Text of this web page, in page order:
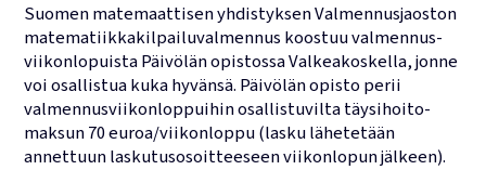
Suomen matemaattisen yhdistyksen Valmennusjaoston
matematiikka­kilpailuvalmennus koostuu valmennus­
viikonlopuista Päivölän opistossa Valkeakoskella, jonne
voi osallistua kuka hyvänsä. Päivölän opisto perii
valmennus­viikonloppuihin osallistuvilta täysihoito­
maksun 70 euroa/viikonloppu (lasku lähetetään
annettuun laskutusosoitteeseen viikonlopun jälkeen).